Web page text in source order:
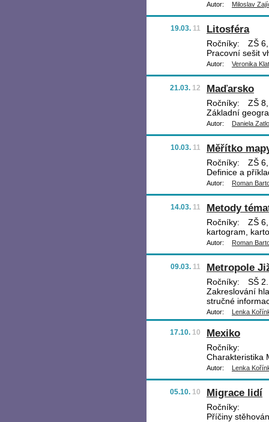
Autor: Miloslav
19.03. 11 Litosféra
Ročníky:
ZŠ
Pracovní sešit
Autor: Veronika
21.03. 12 Maďarsko
Ročníky:
ZŠ
Základní
Autor: Daniela
10.03. 11 Měřítko
Ročníky:
ZŠ 6,
Definice a
Autor: Roman
14.03. 11 Metody
Ročníky:
ZŠ 6,
kartogram,
Autor: Roman
09.03. 11 Metropole
Ročníky:
SŠ
Zakreslování
stručné
Autor: Lenka
17.10. 10 Mexiko
Ročníky:
Charakteristika
Autor: Lenka
05.10. 10 Migrace lidí
Ročníky:
Příčiny